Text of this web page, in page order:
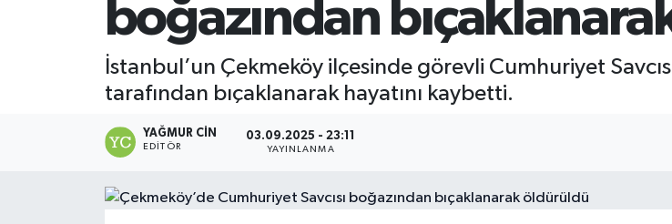
boğazından
İstanbul’un Çekmeköy ilçesinde görevli Cumhuriyet
tarafından bıçaklanarak hayatını kaybetti.
YAĞMUR CIN
EDITÖR
03.09.2025 - 23:11
YAYINLANMA
Gündem
TFF 2.Lig Kırmızı Grup Puan Durumu ve Fikstür
Tüm Manşetler
Son Dakika Haberleri
Haber Arşivi